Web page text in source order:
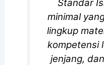
Standar
minimal
lingkup
kompetensi
jenjang,